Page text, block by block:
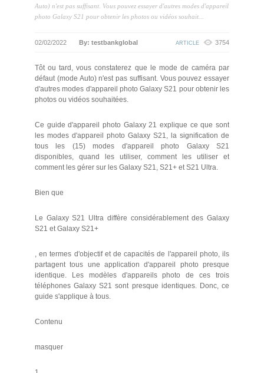
Auto) n'est pas suffisant. Vous pouvez essayer d'autres modes d'appareil
photo Galaxy S21 pour obtenir les photos ou vidéos souhait...
02/02/2022 By: testbankglobal ARTICLE 3754
Tôt ou tard, vous constaterez que le mode de caméra par
défaut (mode Auto) n'est pas suffisant. Vous pouvez essayer
d'autres modes d'appareil photo Galaxy S21 pour obtenir les
photos ou vidéos souhaitées.
Ce guide d'appareil photo Galaxy 21 explique ce que sont
les modes d'appareil photo Galaxy S21, la signification de
tous les (15) modes d'appareil photo Galaxy S21
disponibles, quand les utiliser, comment les utiliser et
comment les gérer sur les Galaxy S21, S21+ et S21 Ultra.
Bien que
Le Galaxy S21 Ultra diffère considérablement des Galaxy
S21 et Galaxy S21+
, en termes d'objectif et de capacités de l'appareil photo, ils
partagent tous une application d'appareil photo presque
identique. Les modèles d'appareils photo de ces trois
téléphones Galaxy S21 sont presque identiques. Donc, ce
guide s'applique à tous.
Contenu
masquer